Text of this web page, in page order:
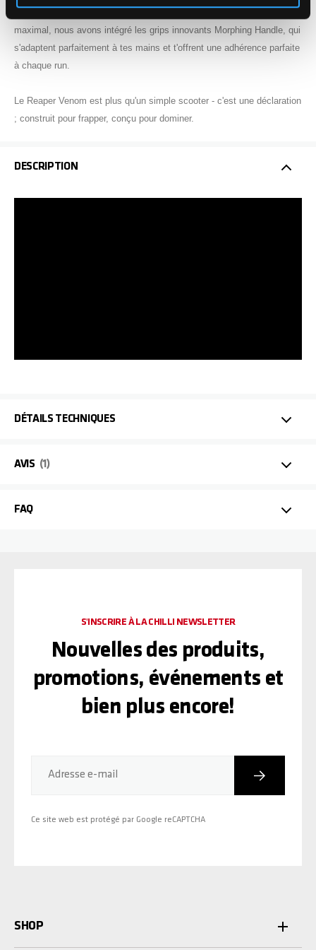
Venom offre un setup réactif et ultraléger. Bien sûr, pour un confort
maximal, nous avons intégré les grips innovants Morphing Handle, qui
s'adaptent parfaitement à tes mains et t'offrent une adhérence parfaite
à chaque run.
Le Reaper Venom est plus qu'un simple scooter - c'est une déclaration
; construit pour frapper, conçu pour dominer.
DESCRIPTION
DÉTAILS TECHNIQUES
AVIS 1
FAQ
Adresse e-mail Inscription
Ce site web est protégé par Google reCAPTCHA
S'INSCRIRE À LA CHILLI NEWSLETTER
Nouvelles des produits,
promotions, événements et
bien plus encore!
SHOP